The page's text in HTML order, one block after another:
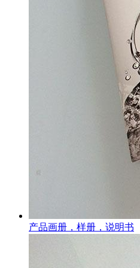
产品画册，样册，说明书